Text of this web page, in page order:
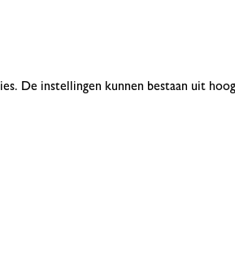
De instellingen kunnen bestaan uit